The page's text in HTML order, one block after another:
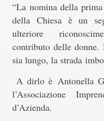
“La nomina della
della Chiesa è un
ulteriore
contributo delle donne.
sia lungo, la strada
A dirlo è Antonella
l’Associazione
d’Azienda.